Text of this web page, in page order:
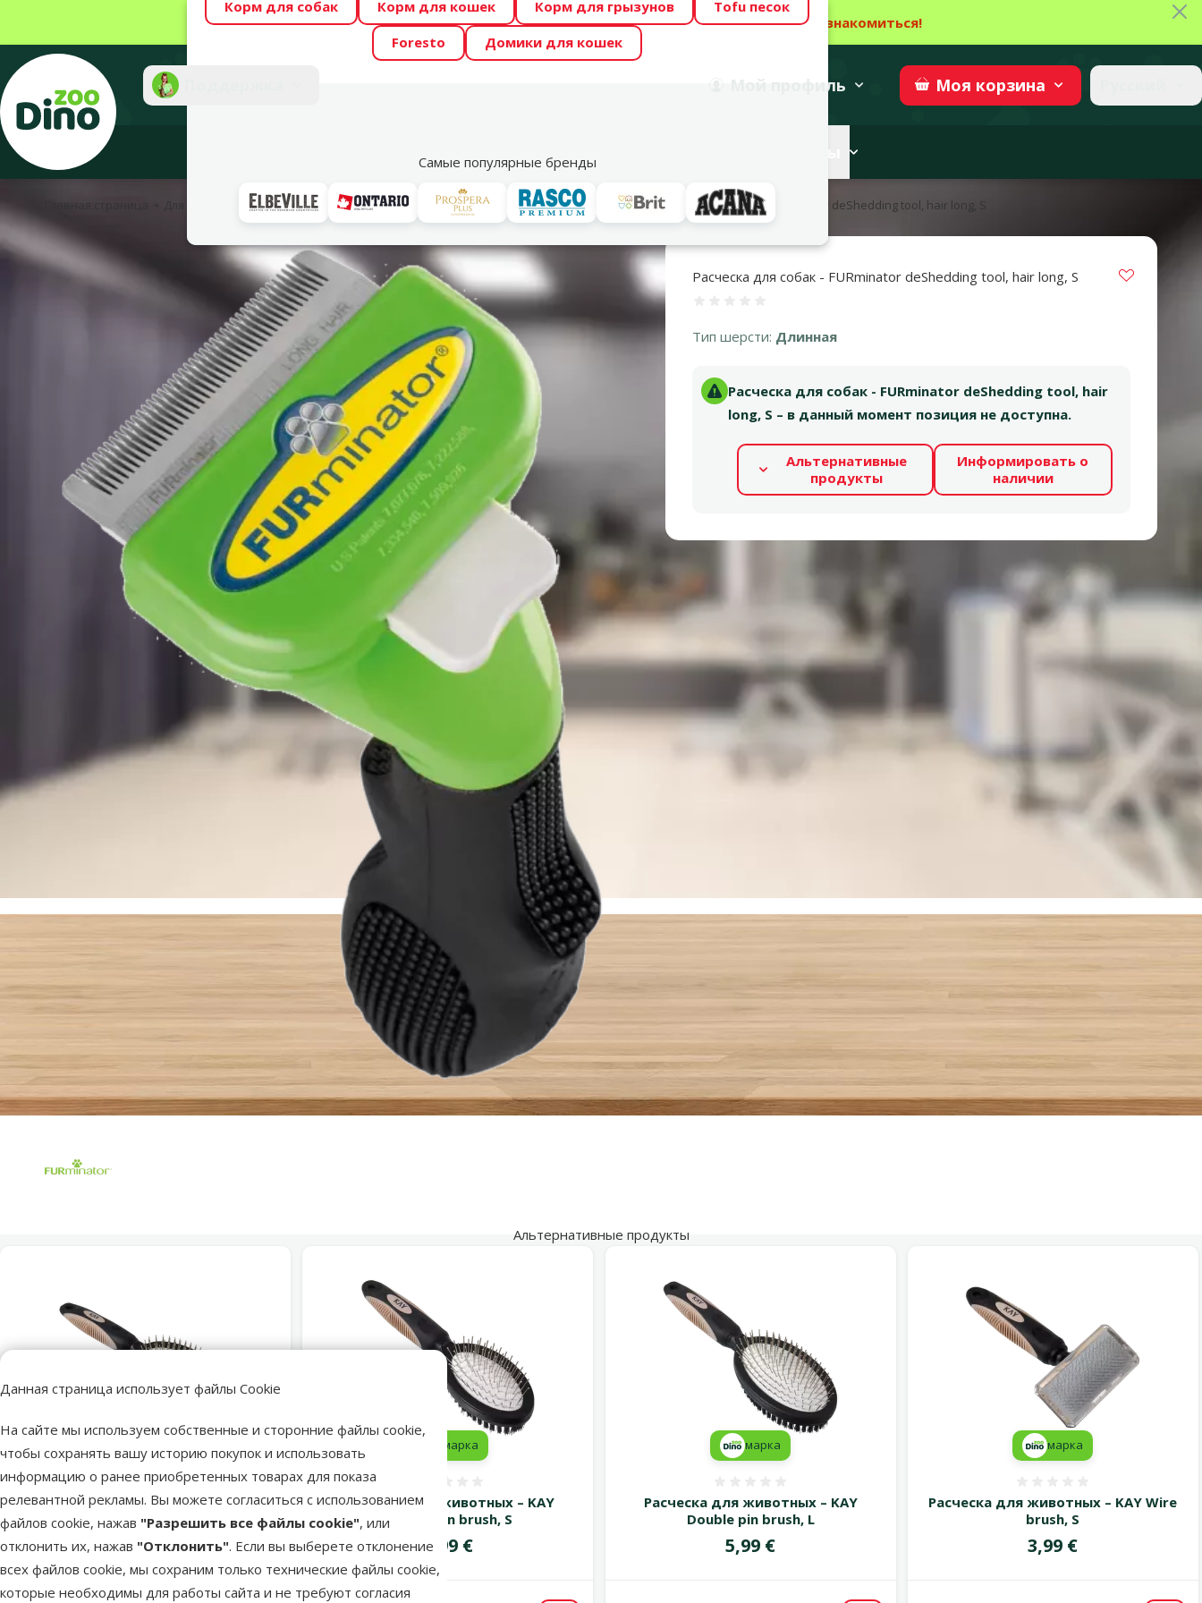
Весь месяц Dino Zoo предлагает отличные цены на ТОП-овые корма! 🍖 → Ознакомиться!
Фотоконкурс “GADA ŪSAIŅI”! Возможно Твой питомец станет звездой 2027 Участвовать
Данная страница использует файлы Cookie
На сайте мы используем собственные и сторонние файлы cookie,
чтобы сохранять вашу историю покупок и использовать
информацию о ранее приобретенных товарах для показа
релевантной рекламы. Вы можете согласиться с использованием
файлов cookie, нажав "Разрешить все файлы cookie", или
отклонить их, нажав "Отклонить". Если вы выберете отклонение
всех файлов cookie, мы сохраним только технические файлы cookie,
которые необходимы для работы сайта и не требуют согласия
профиль Моя корзина
Корм для собак Корм для кошек Корм для грызунов
Tofu песок
Foresto
Домики для кошек
Самые популярные бренды
Акции
Уход и гигиена Средства по уходу за шерстью Расчески и щетки Расческа для собак - FURminator deShedding tool, hair long, S
Расческа для собак - FURminator deShedding tool, hair long, S
Тип шерсти: Длинная
Расческа для собак - FURminator deShedding tool, hair
long, S – в данный момент позиция не доступна.
Альтернативные
продукты
Информировать о
наличии
Альтернативные продукты
Расческа для животных – KAY Wire
pin brush, L
Оценка 0%
Исходная цена
5,99 €
Цена
3,98 €
Скидка
Расческа для животных – KAY
Double pin brush, S
Цена
4,99 €
марка
Расческа для животных – KAY
Double pin brush, L
Цена
5,99 €
марка
Расческа для животных – KAY Wire
brush, S
Цена
3,99 €
марка